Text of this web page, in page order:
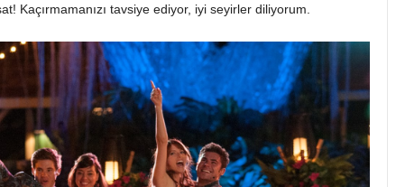
Kaçırmamanızı tavsiye ediyor, iyi seyirler diliyorum.